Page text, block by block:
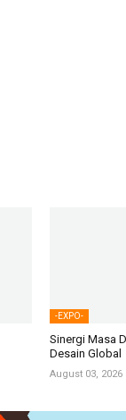
-EXPO-
Sinergi Masa
Desain Global
August 03, 2026